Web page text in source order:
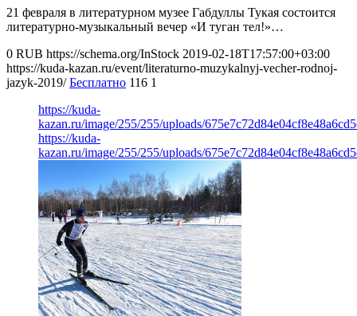
21 февраля в литературном музее Габдуллы Тукая состоится
литературно-музыкальный вечер «И туган тел!»…
0 RUB https://schema.org/InStock 2019-02-18T17:57:00+03:00
https://kuda-kazan.ru/event/literaturno-muzykalnyj-vecher-rodnoj-
jazyk-2019/ Бесплатно 116 1
https://kuda-
kazan.ru/image/255/255/uploads/
https://kuda-
kazan.ru/image/255/255/uploads/